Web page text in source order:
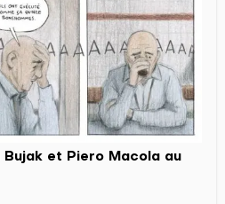
et Piero Macola au